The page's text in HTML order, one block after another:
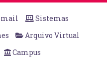
Sistemas
Arquivo Virtual
Campus